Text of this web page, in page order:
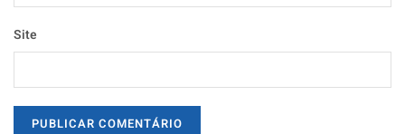
Site